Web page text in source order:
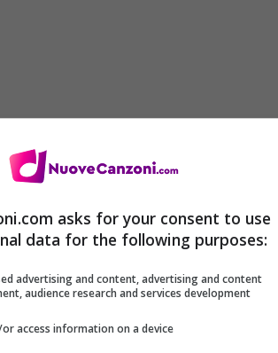
asks for your consent to use
data for the following purposes:
advertising and content, advertising and content
audience research and services development
access information on a device